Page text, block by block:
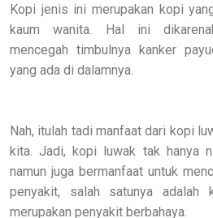
Kopi jenis ini merupakan kopi
kaum wanita. Hal ini
mencegah timbulnya kanker
yang ada di dalamnya.
Nah, itulah tadi manfaat dari kopi
kita. Jadi, kopi luwak tak hanya
namun juga bermanfaat untuk
penyakit, salah satunya adalah
merupakan penyakit berbahaya.